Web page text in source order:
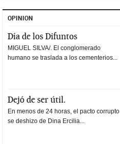
OPINION
Día de los Difuntos
MIGUEL SILVA/. El conglomerado
humano se traslada a los cementerios...
Dejó de ser útil.
En menos de 24 horas, el pacto corrupto
se deshizo de Dina Ercilia...